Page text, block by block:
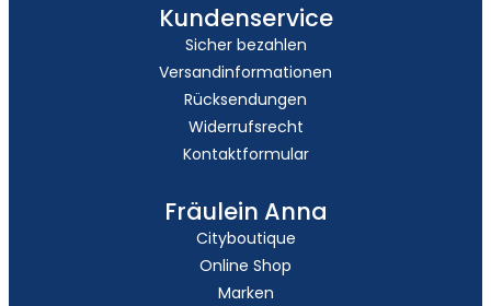
Kundenservice
Sicher bezahlen
Versandinformationen
Rücksendungen
Widerrufsrecht
Kontaktformular
Fräulein Anna
Cityboutique
Online Shop
Marken